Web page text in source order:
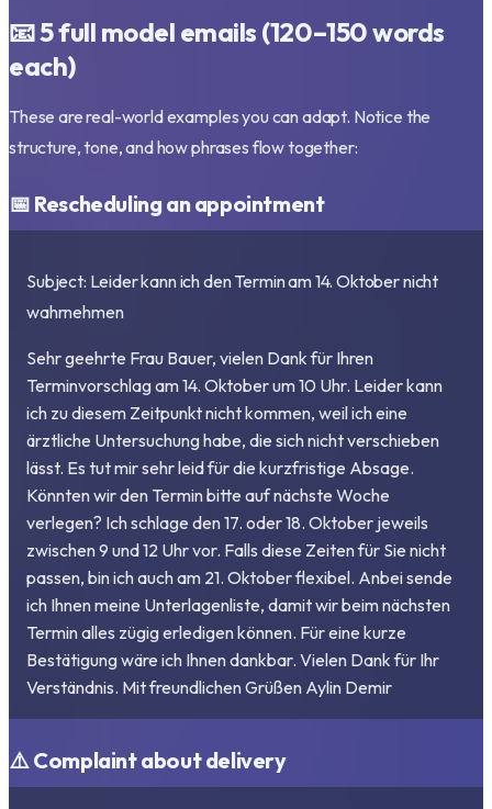
📧 5 full model emails (120–150 words
each)
These are real-world examples you can adapt. Notice the
structure, tone, and how phrases flow together:
📅 Rescheduling an appointment
Subject: Leider kann ich den Termin am 14. Oktober nicht
wahrnehmen
Sehr geehrte Frau Bauer, vielen Dank für Ihren
Terminvorschlag am 14. Oktober um 10 Uhr. Leider kann
ich zu diesem Zeitpunkt nicht kommen, weil ich eine
ärztliche Untersuchung habe, die sich nicht verschieben
lässt. Es tut mir sehr leid für die kurzfristige Absage.
Könnten wir den Termin bitte auf nächste Woche
verlegen? Ich schlage den 17. oder 18. Oktober jeweils
zwischen 9 und 12 Uhr vor. Falls diese Zeiten für Sie nicht
passen, bin ich auch am 21. Oktober flexibel. Anbei sende
ich Ihnen meine Unterlagenliste, damit wir beim nächsten
Termin alles zügig erledigen können. Für eine kurze
Bestätigung wäre ich Ihnen dankbar. Vielen Dank für Ihr
Verständnis. Mit freundlichen Grüßen Aylin Demir
⚠️ Complaint about delivery